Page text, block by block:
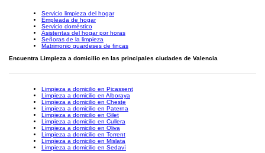
Servicio limpieza del hogar
Empleada de hogar
Servicio doméstico
Asistentas del hogar por horas
Señoras de la limpieza
Matrimonio guardeses de fincas
Encuentra Limpieza a domicilio en las principales ciudades de Valencia
Limpieza a domicilio en Picassent
Limpieza a domicilio en Alboraya
Limpieza a domicilio en Cheste
Limpieza a domicilio en Paterna
Limpieza a domicilio en Gilet
Limpieza a domicilio en Cullera
Limpieza a domicilio en Oliva
Limpieza a domicilio en Torrent
Limpieza a domicilio en Mislata
Limpieza a domicilio en Sedaví